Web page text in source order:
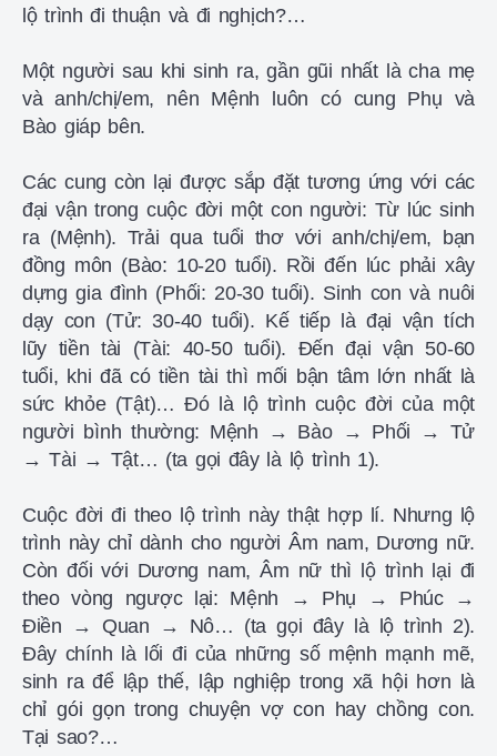
lộ trình đi thuận và đi nghịch?…
Một người sau khi sinh ra, gần gũi nhất là cha mẹ
và anh/chị/em, nên Mệnh luôn có cung Phụ và
Bào giáp bên.
Các cung còn lại được sắp đặt tương ứng với các
đại vận trong cuộc đời một con người: Từ lúc sinh
ra (Mệnh). Trải qua tuổi thơ với anh/chị/em, bạn
đồng môn (Bào: 10-20 tuổi). Rồi đến lúc phải xây
dựng gia đình (Phối: 20-30 tuổi). Sinh con và nuôi
dạy con (Tử: 30-40 tuổi). Kế tiếp là đại vận tích
lũy tiền tài (Tài: 40-50 tuổi). Đến đại vận 50-60
tuổi, khi đã có tiền tài thì mối bận tâm lớn nhất là
sức khỏe (Tật)… Đó là lộ trình cuộc đời của một
người bình thường: Mệnh → Bào → Phối → Tử
→ Tài → Tật… (ta gọi đây là lộ trình 1).
Cuộc đời đi theo lộ trình này thật hợp lí. Nhưng lộ
trình này chỉ dành cho người Âm nam, Dương nữ.
Còn đối với Dương nam, Âm nữ thì lộ trình lại đi
theo vòng ngược lại: Mệnh → Phụ → Phúc →
Điền → Quan → Nô… (ta gọi đây là lộ trình 2).
Đây chính là lối đi của những số mệnh mạnh mẽ,
sinh ra để lập thế, lập nghiệp trong xã hội hơn là
chỉ gói gọn trong chuyện vợ con hay chồng con.
Tại sao?…